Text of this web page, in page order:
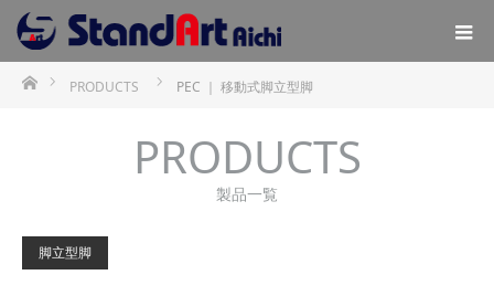
ホームPRODUCTS PEC ｜ 移動式脚立型脚
PRODUCTS
製品一覧
脚立型脚